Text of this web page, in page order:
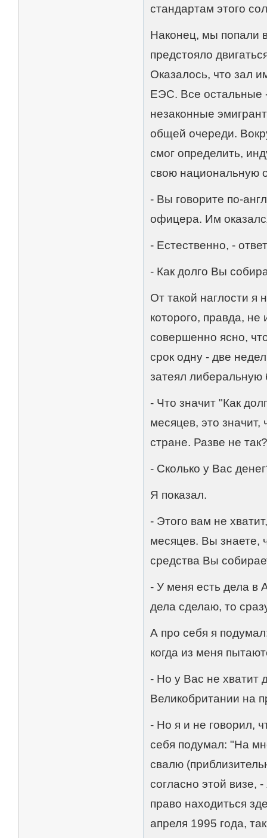
стандартам этого
Наконец, мы попали
предстояло
Оказалось, что зал
ЕЭС. Все остальные
незаконные
общей очереди.
смог определить,
свою национальную
- Вы говорите по-
офицера. Им
- Естественно, -
- Как долго Вы
От такой наглости я
которого, правда,
совершенно ясно,
срок одну - две
затеял либеральную
- Что значит "Как
месяцев, это значит,
стране. Разве не
- Сколько у Вас
Я показал.
- Этого вам не
месяцев. Вы знаете,
средства Вы
- У меня есть дела в
дела сделаю, то
А про себя я
когда из меня
- Но у Вас не хватит
Великобритании на
- Но я и не говорил,
себя подумал: "На
свалю
согласно этой визе,
право находиться
апреля 1995 года,